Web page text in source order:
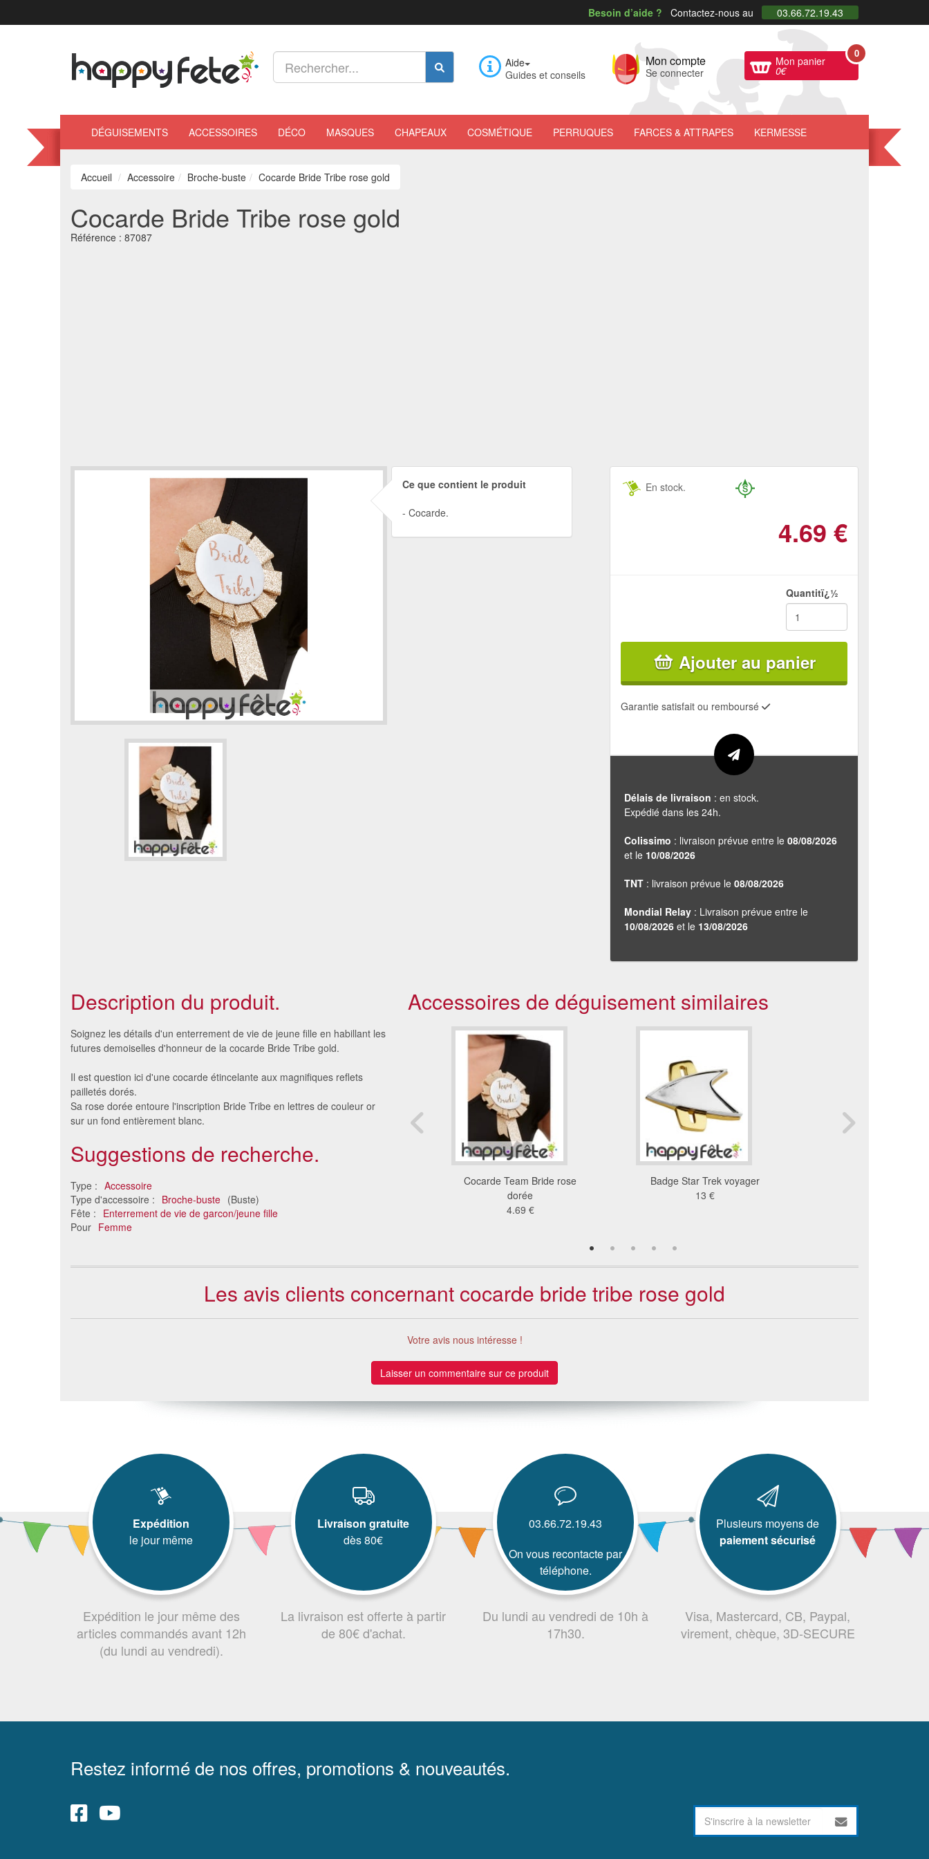
Besoin d’aide ? Contactez-nous au 03.66.72.19.43
Aide
Guides et conseils
Mon compte
Se connecter
Mon panier
0€
0
DÉGUISEMENTS ACCESSOIRES DÉCO MASQUES CHAPEAUX COSMÉTIQUE PERRUQUES FARCES & ATTRAPES KERMESSE
Accueil Accessoire Broche-buste Cocarde Bride Tribe rose gold
Cocarde Bride Tribe rose gold
Référence : 87087
Ce que contient le produit
Cocarde.
En stock.
4.69 €
Quantitï¿½
Ajouter au panier
Garantie satisfait ou remboursé
Délais de livraison : en stock.
Expédié dans les 24h.
Colissimo : livraison prévue entre le 08/08/2026
et le 10/08/2026
TNT : livraison prévue le 08/08/2026
Mondial Relay : Livraison prévue entre le
10/08/2026 et le 13/08/2026
Description du produit.
Soignez les détails d'un enterrement de vie de jeune fille en habillant les
futures demoiselles d'honneur de la cocarde Bride Tribe gold.
Il est question ici d'une cocarde étincelante aux magnifiques reflets
pailletés dorés.
Sa rose dorée entoure l'inscription Bride Tribe en lettres de couleur or
sur un fond entièrement blanc.
Suggestions de recherche.
Type : Accessoire
Type d'accessoire : Broche-buste (Buste)
Fête : Enterrement de vie de garcon/jeune fille
Pour Femme
Accessoires de déguisement similaires
Kit de Suffragette, Victorien
10 €
Cocarde Team Bride rose
dorée
4.69 €
Badge Star Trek voyager
13 €
Les avis clients concernant cocarde bride tribe rose gold
Votre avis nous intéresse !
Laisser un commentaire sur ce produit
Expédition
le jour même
Expédition le jour même des
articles commandés avant 12h
(du lundi au vendredi).
Livraison gratuite
dès 80€
La livraison est offerte à partir
de 80€ d'achat.
03.66.72.19.43
On vous recontacte par
téléphone.
Du lundi au vendredi de 10h à
17h30.
Plusieurs moyens de
paiement sécurisé
Visa, Mastercard, CB, Paypal,
virement, chèque, 3D-SECURE
Restez informé de nos offres, promotions & nouveautés.